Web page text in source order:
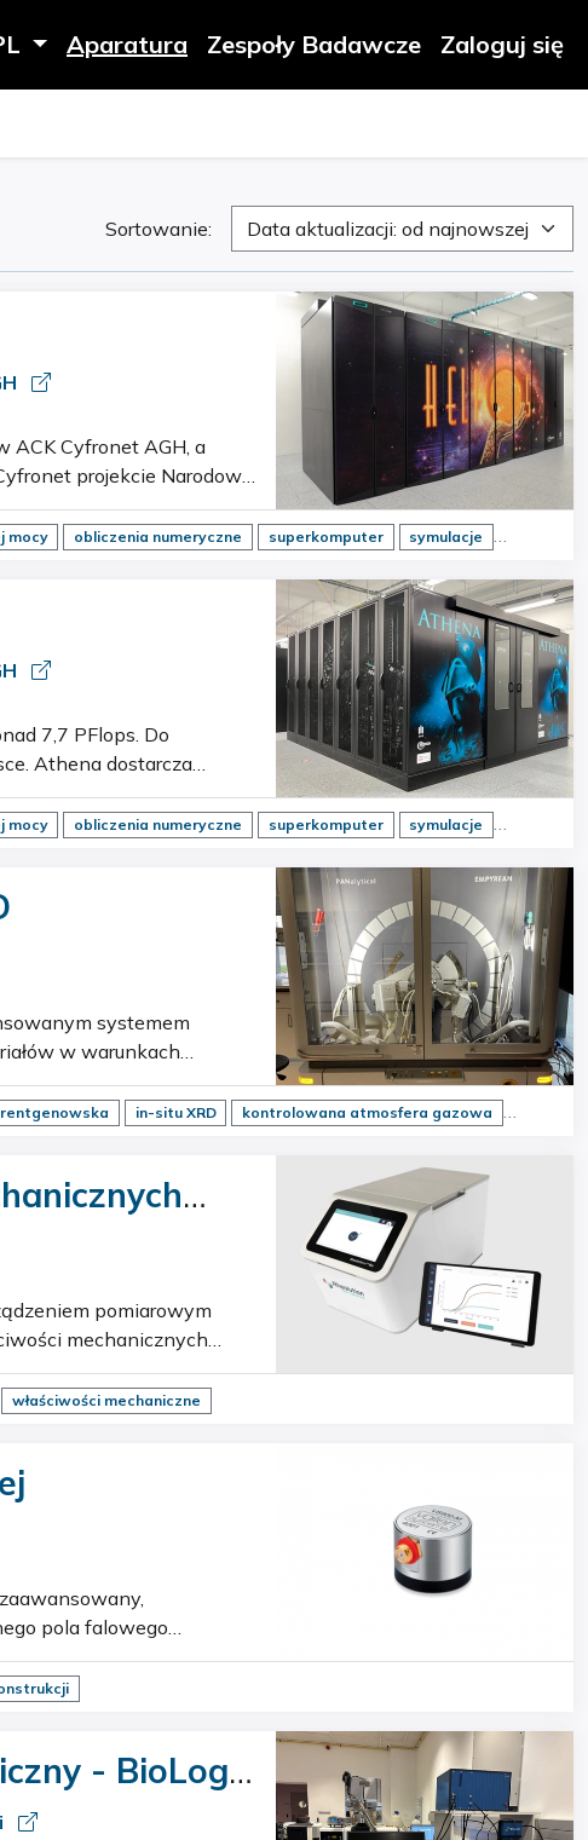
Aparatura Zespoły Badawcze Zaloguj się
Sortowanie: Data aktualizacji: od najnowszej
projekcie Narodowa
został zbudo…
mocy obliczenia numeryczne superkomputer
symulacje
oparte na procesorach i
mocy obliczenia numeryczne superkomputer
symulacje
w warunkach
prowadzenie badań
in-situ XRD
kontrolowana atmosfera gazowa
mechanicznych
Aparatura wykorzys…
właściwości mechaniczne
pola falowego
Jego
- BioLogic